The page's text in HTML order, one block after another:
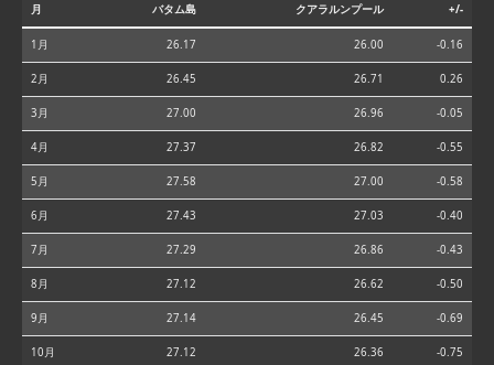
月 バタム島 クアラルンプール +/-
1月 26.17 26.00 -0.16
2月 26.45 26.71 0.26
3月 27.00 26.96 -0.05
4月 27.37 26.82 -0.55
5月 27.58 27.00 -0.58
6月 27.43 27.03 -0.40
7月 27.29 26.86 -0.43
8月 27.12 26.62 -0.50
9月 27.14 26.45 -0.69
10月 27.12 26.36 -0.75